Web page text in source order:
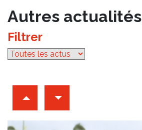
Autres actualités
Filtrer
Archives d'articles